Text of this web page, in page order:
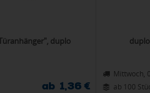
duplo
ab 1,36 €
Mittwoch,
ab 100